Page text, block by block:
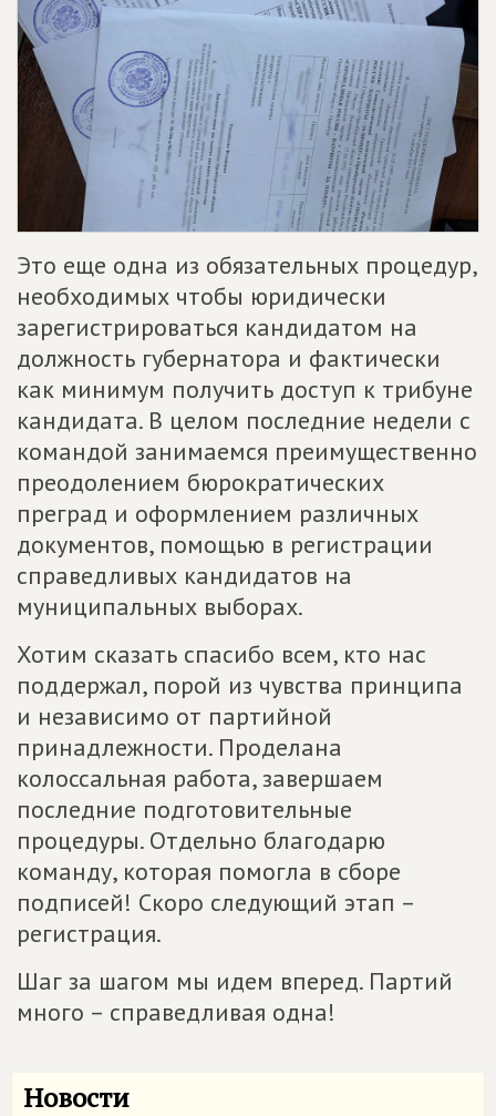
Это еще одна из обязательных процедур,
необходимых чтобы юридически
зарегистрироваться кандидатом на
должность губернатора и фактически
как минимум получить доступ к трибуне
кандидата. В целом последние недели с
командой занимаемся преимущественно
преодолением бюрократических
преград и оформлением различных
документов, помощью в регистрации
справедливых кандидатов на
муниципальных выборах.
Хотим сказать спасибо всем, кто нас
поддержал, порой из чувства принципа
и независимо от партийной
принадлежности. Проделана
колоссальная работа, завершаем
последние подготовительные
процедуры. Отдельно благодарю
команду, которая помогла в сборе
подписей! Скоро следующий этап –
регистрация.
Шаг за шагом мы идем вперед. Партий
много – справедливая одна!
Новости